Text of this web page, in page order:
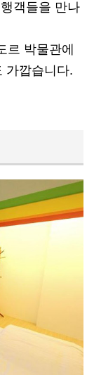
객들을 만나
르 박물관에
가깝습니다.